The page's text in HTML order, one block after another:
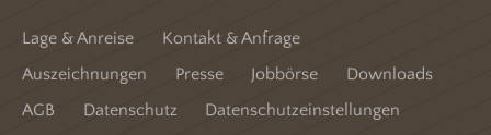
Lage & Anreise
Kontakt & Anfrage
Auszeichnungen
Presse Jobbörse
Downloads
AGB
Datenschutz
Datenschutzeinstellungen